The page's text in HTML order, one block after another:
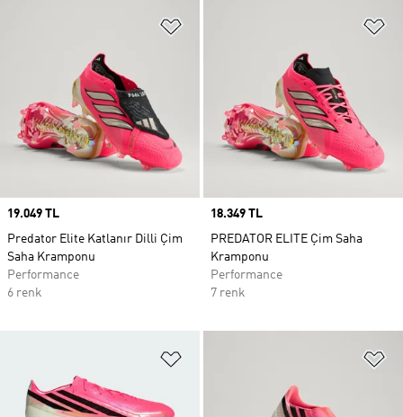
Price
19.049 TL
Predator Elite Katlanır Dilli Çim
Saha Kramponu
Performance
6 renk
Price
18.349 TL
PREDATOR ELITE Çim Saha
Kramponu
Performance
7 renk